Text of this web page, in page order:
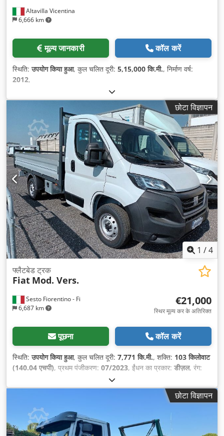
Altavilla Vicentina
6,666 km
मूल्य जानकारी कॉल करें
स्थिति:उपयोग किया हुआ, कुल चलित दूरी: 5,15,000 कि.मी., निर्माण वर्ष:
2012,
छोटा विज्ञापन
1 /4
Sesto Fiorentino - Fi
6,687 km
फ्लैटबेड ट्रक
Fiat Mod. Vers.
€21,000
स्थिर मूल्य कर के अतिरिक्त
पूछना कॉल करें
स्थिति:उपयोग किया हुआ, कुल चलित दूरी: 7,771 कि.मी., शक्ति: 103 किलोवाट
(140.04 एचपी), प्रथम पंजीकरण: 07/2023, ईंधन का प्रकार: डीज़ल, रंग:
छोटा विज्ञापन